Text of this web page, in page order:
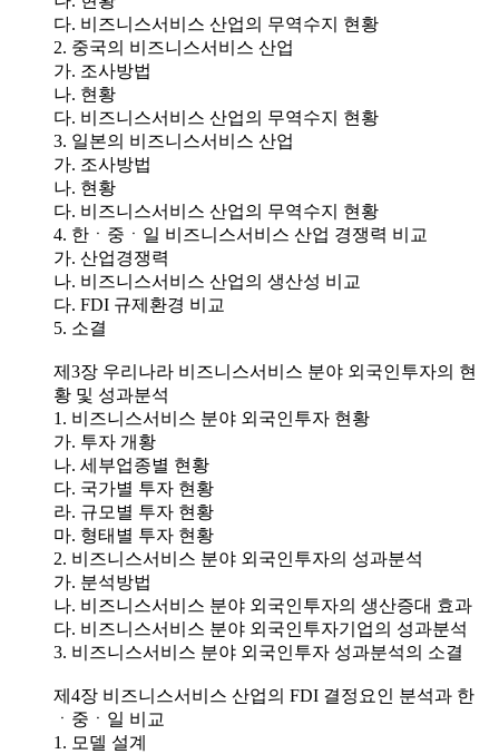
다. 비즈니스서비스 산업의 무역수지 현황
2. 중국의 비즈니스서비스 산업
가. 조사방법
나. 현황
다. 비즈니스서비스 산업의 무역수지 현황
3. 일본의 비즈니스서비스 산업
가. 조사방법
나. 현황
다. 비즈니스서비스 산업의 무역수지 현황
4. 한ㆍ중ㆍ일 비즈니스서비스 산업 경쟁력 비교
가. 산업경쟁력
나. 비즈니스서비스 산업의 생산성 비교
다. FDI 규제환경 비교
5. 소결
제3장 우리나라 비즈니스서비스 분야 외국인투자의 현
황 및 성과분석
1. 비즈니스서비스 분야 외국인투자 현황
가. 투자 개황
나. 세부업종별 현황
다. 국가별 투자 현황
라. 규모별 투자 현황
마. 형태별 투자 현황
2. 비즈니스서비스 분야 외국인투자의 성과분석
가. 분석방법
나. 비즈니스서비스 분야 외국인투자의 생산증대 효과
다. 비즈니스서비스 분야 외국인투자기업의 성과분석
3. 비즈니스서비스 분야 외국인투자 성과분석의 소결
제4장 비즈니스서비스 산업의 FDI 결정요인 분석과 한
ㆍ중ㆍ일 비교
1. 모델 설계